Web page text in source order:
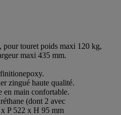
touret poids maxi 120 kg,
maxi 435 mm.
zingué haute qualité.
en main confortable.
(dont 2 avec
P 522 x H 95 mm